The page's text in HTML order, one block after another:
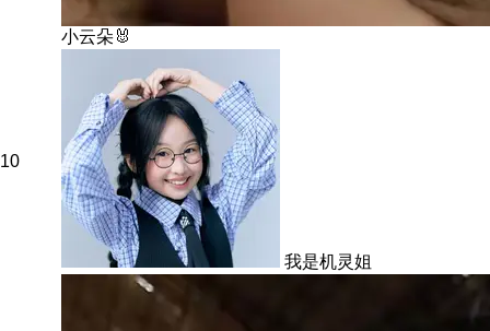
小云朵🐰
10
我是机灵姐